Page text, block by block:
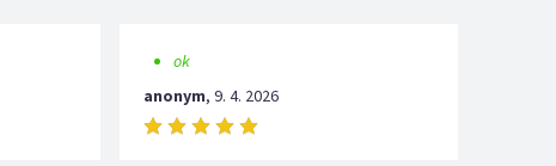
ok
anonym, 9. 4. 2026